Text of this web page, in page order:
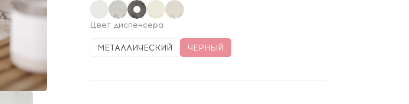
Цвет диспенсера
МЕТАЛЛИЧЕСКИЙ ЧЕРНЫЙ